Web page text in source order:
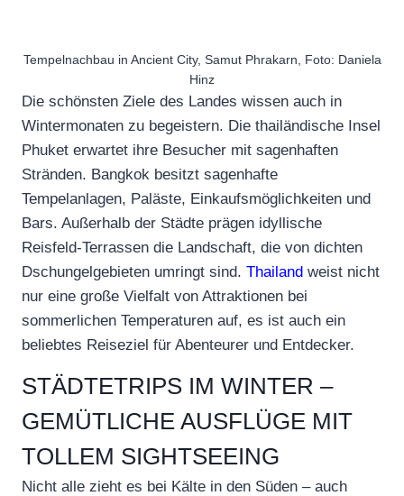
Tempelnachbau in Ancient City, Samut Phrakarn, Foto: Daniela
Hinz
Die schönsten Ziele des Landes wissen auch in
Wintermonaten zu begeistern. Die thailändische Insel
Phuket erwartet ihre Besucher mit sagenhaften
Stränden. Bangkok besitzt sagenhafte
Tempelanlagen, Paläste, Einkaufsmöglichkeiten und
Bars. Außerhalb der Städte prägen idyllische
Reisfeld-Terrassen die Landschaft, die von dichten
Dschungelgebieten umringt sind. Thailand weist nicht
nur eine große Vielfalt von Attraktionen bei
sommerlichen Temperaturen auf, es ist auch ein
beliebtes Reiseziel für Abenteurer und Entdecker.
STÄDTETRIPS IM WINTER –
GEMÜTLICHE AUSFLÜGE MIT
TOLLEM SIGHTSEEING
Nicht alle zieht es bei Kälte in den Süden – auch